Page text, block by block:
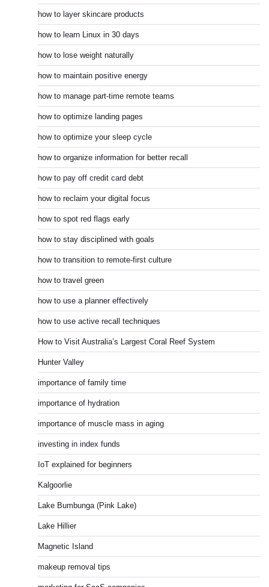
how to layer skincare products
how to learn Linux in 30 days
how to lose weight naturally
how to maintain positive energy
how to manage part-time remote teams
how to optimize landing pages
how to optimize your sleep cycle
how to organize information for better recall
how to pay off credit card debt
how to reclaim your digital focus
how to spot red flags early
how to stay disciplined with goals
how to transition to remote-first culture
how to travel green
how to use a planner effectively
how to use active recall techniques
How to Visit Australia’s Largest Coral Reef System
Hunter Valley
importance of family time
importance of hydration
importance of muscle mass in aging
investing in index funds
IoT explained for beginners
Kalgoorlie
Lake Bumbunga (Pink Lake)
Lake Hillier
Magnetic Island
makeup removal tips